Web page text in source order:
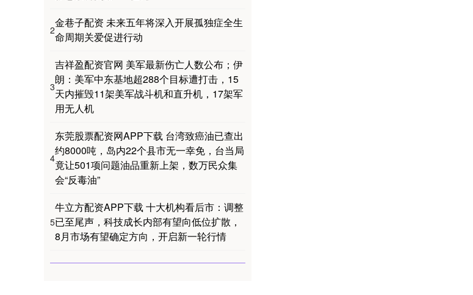
2
金巷子配资 未来五年将深入开展孤独症全生
命周期关爱促进行动
3
吉祥盈配资官网 美军最新伤亡人数公布；伊
朗：美军中东基地超288个目标遭打击，15
天内摧毁11架美军战斗机和直升机，17架军
用无人机
4
东莞股票配资网APP下载 台湾致癌油已查出
约8000吨，岛内22个县市无一幸免，台当局
竟让501项问题油品重新上架，数万民众集
会“反毒油”
5
牛立方配资APP下载 十大机构看后市：调整
已至尾声，科技成长内部有望向低位扩散，
8月市场有望确定方向，开启新一轮行情